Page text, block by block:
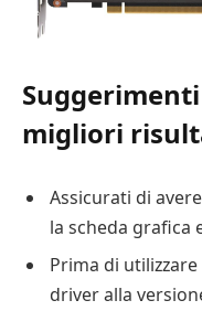
migliori
Assicurati di
la scheda grafica
Prima di
driver alla